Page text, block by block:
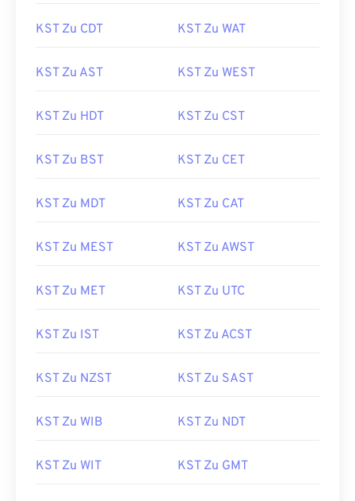
KST Zu CDT KST Zu WAT
KST Zu AST KST Zu WEST
KST Zu HDT KST Zu CST
KST Zu BST KST Zu CET
KST Zu MDT KST Zu CAT
KST Zu MEST KST Zu AWST
KST Zu MET KST Zu UTC
KST Zu IST KST Zu ACST
KST Zu NZST KST Zu SAST
KST Zu WIB KST Zu NDT
KST Zu WIT KST Zu GMT